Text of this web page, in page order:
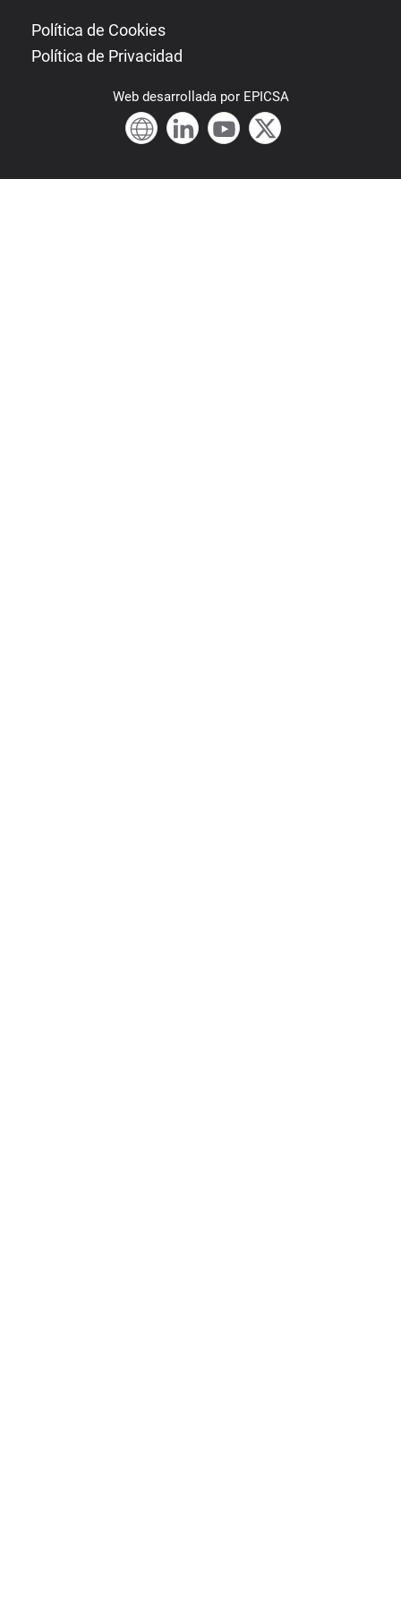
Política de Cookies
Política de Privacidad
Webdesarrollada por EPICSA